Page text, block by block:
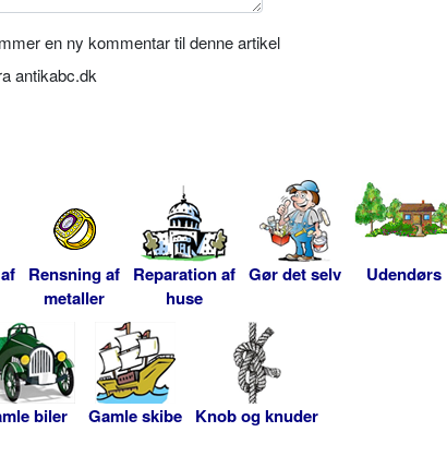
en ny kommentar til denne artikel
antikabc.dk
Rensning af
metaller
Reparation af
huse
Gør det selv Udendørs
biler Gamle skibe Knob og knuder